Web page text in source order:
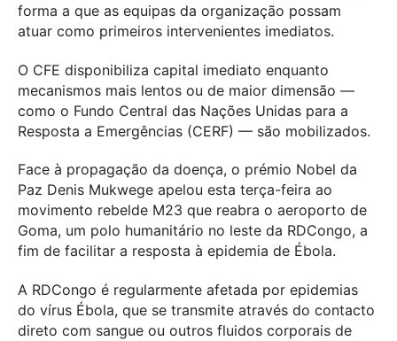
forma a que as equipas da organização possam
atuar como primeiros intervenientes imediatos.
O CFE disponibiliza capital imediato enquanto
mecanismos mais lentos ou de maior dimensão —
como o Fundo Central das Nações Unidas para a
Resposta a Emergências (CERF) — são mobilizados.
Face à propagação da doença, o prémio Nobel da
Paz Denis Mukwege apelou esta terça-feira ao
movimento rebelde M23 que reabra o aeroporto de
Goma, um polo humanitário no leste da RDCongo, a
fim de facilitar a resposta à epidemia de Ébola.
A RDCongo é regularmente afetada por epidemias
do vírus Ébola, que se transmite através do contacto
direto com sangue ou outros fluidos corporais de